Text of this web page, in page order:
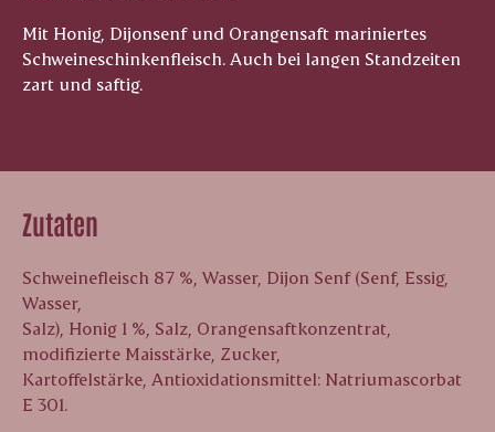
Mit Honig, Dijonsenf und Orangensaft mariniertes
Schweineschinkenfleisch. Auch bei langen Standzeiten
zart und saftig.
Zutaten
Schweinefleisch 87 %, Wasser, Dijon Senf (Senf, Essig,
Wasser,
Salz), Honig 1 %, Salz, Orangensaftkonzentrat,
modifizierte Maisstärke, Zucker,
Kartoffelstärke, Antioxidationsmittel: Natriumascorbat
E 301.